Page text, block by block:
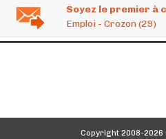
Soyez le premier à
Emploi - Crozon (29)
Copyright 2008-2026